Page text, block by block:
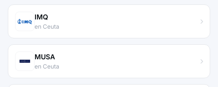
IMQ
en Ceuta
MUSA
en Ceuta